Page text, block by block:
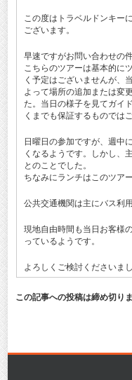
この度はトラベルドンキー
ございます。
早速ですがお問い合わせの
こちらのツアーは基本的に
く予定はございませんが、
よって場所の追加または変
た。当日の様子を見てガイ
くまでも保証するものでは
日曜日の参加ですが、週中
くなるようです。しかし、
とのことでした。
ちなみにランチはこのツア
公共交通機関は主にバス利
現地自由時間も当日お客様
っているようです。
よろしくご検討くださいま
この記事への投稿は締め切り